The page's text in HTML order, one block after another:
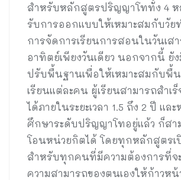
สำหรับหลักสูตรปริญญาโททั้ง 4 ห
รับการออกแบบให้เหมาะสมกับวัย
การจัดการเรียนการสอนในวันเส
อาทิตย์เพียงวันเดียว นอกจากนี้ ยั
ปรับพื้นฐานเพื่อให้เหมาะสมกับพื้
เรียนแต่ละคน ผู้เรียนสามารถสำเ
ได้ภายในระยะเวลา 1.5 ถึง 2 ปี แล
ศึกษาระดับปริญญาโทอยู่แล้ว ก็สา
โอนหน่วยกิตได้ โดยทุกหลักสูตรเ
สำหรับทุกคนที่มีความต้องการที่จ
ความสามารถของตนเองให้ก้าวหน้